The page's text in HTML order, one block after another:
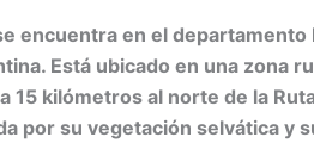
encuentra en el
Está ubicado en una zona
15 kilómetros al norte de la
por su vegetación selvática y